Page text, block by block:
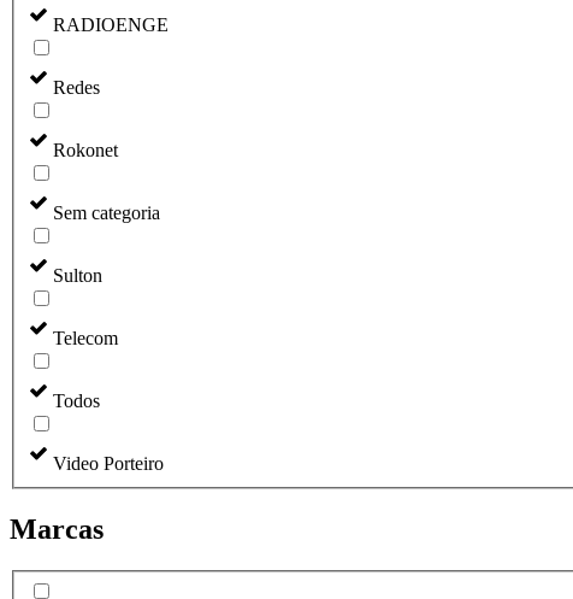
RADIOENGE
Redes
Rokonet
Sem categoria
Sulton
Telecom
Todos
Video Porteiro
Marcas